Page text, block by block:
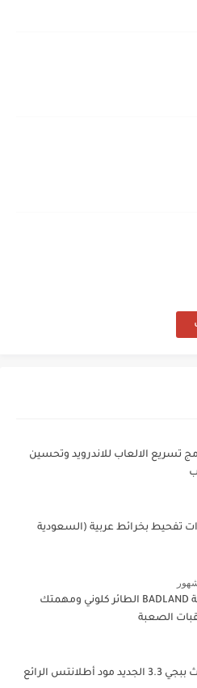
تسريع الالعاب للاندرويد وتحسين
تفحيط بخرائط عربية (السعودية
تحميل لعبة BADLAND الطائر كلوني ومهمتك
الصعبة
أطلانتس الرائع